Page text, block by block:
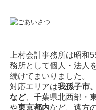
上村会計事務所は昭和
務所として個人・法人
続けてまいりました。
対応エリアは我孫子市
など、千葉県北西部・
や東京都内など、遠方